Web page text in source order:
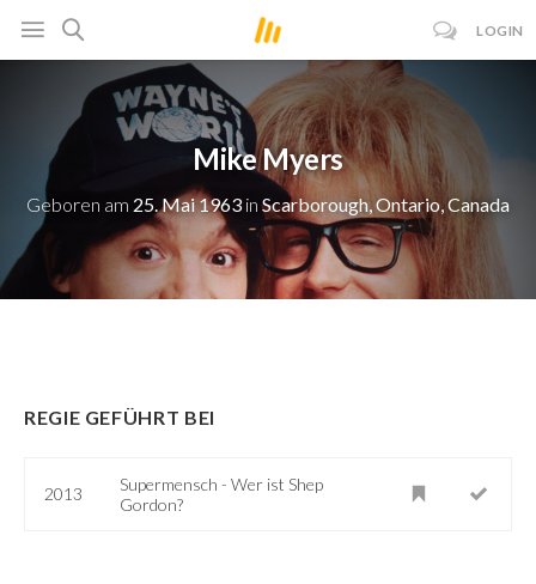
LOGIN
Mike Myers
Geboren am 25. Mai 1963 inScarborough, Ontario, Canada
REGIE GEFÜHRT BEI
2013
Supermensch - Wer ist Shep
Gordon?